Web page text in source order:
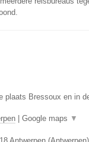
plaats Bressoux en in
Google maps ▼